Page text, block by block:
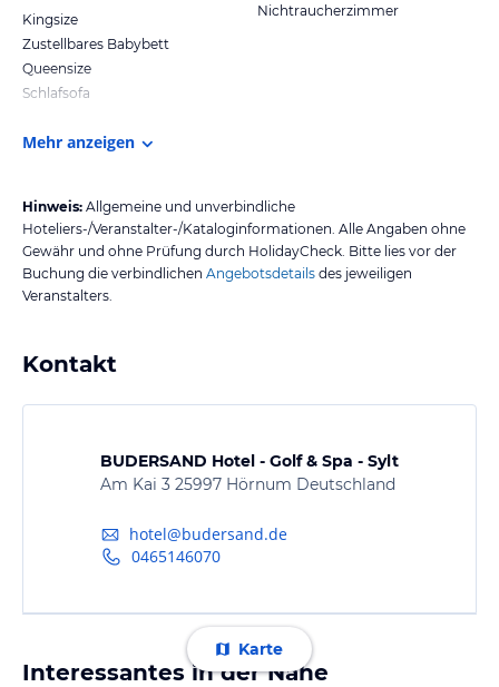
Kingsize
Zustellbares Babybett
Queensize
Schlafsofa
Nichtraucherzimmer
Mehr anzeigen
Hinweis: Allgemeine und unverbindliche
Hoteliers-/Veranstalter-/Kataloginformationen. Alle Angaben ohne
Gewähr und ohne Prüfung durch HolidayCheck. Bitte lies vor der
Buchung die verbindlichen Angebotsdetails des jeweiligen
Veranstalters.
Kontakt
BUDERSAND Hotel - Golf & Spa - Sylt
Am Kai 3 25997 Hörnum Deutschland
hotel@budersand.de
0465146070
Karte
Interessantes in der Nähe